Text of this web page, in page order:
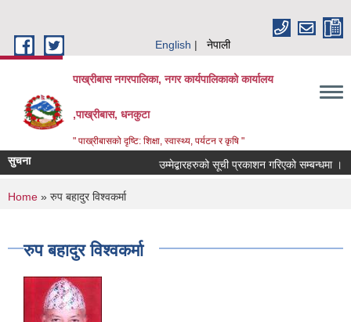
English नेपाली
पाख्रीबास नगरपालिका, नगर कार्यपालिकाको कार्यालय
,पाख्रीबास, धनकुटा
" पाख्रीबासको दृष्टि: शिक्षा, स्वास्थ्य, पर्यटन र कृषि "
सुचना उम्मेद्बारहरुको सूची प्रकाशन गरिएको सम्बन्धमा ।
You are here
Home » रुप बहादुर विश्वकर्मा
रुप बहादुर विश्वकर्मा